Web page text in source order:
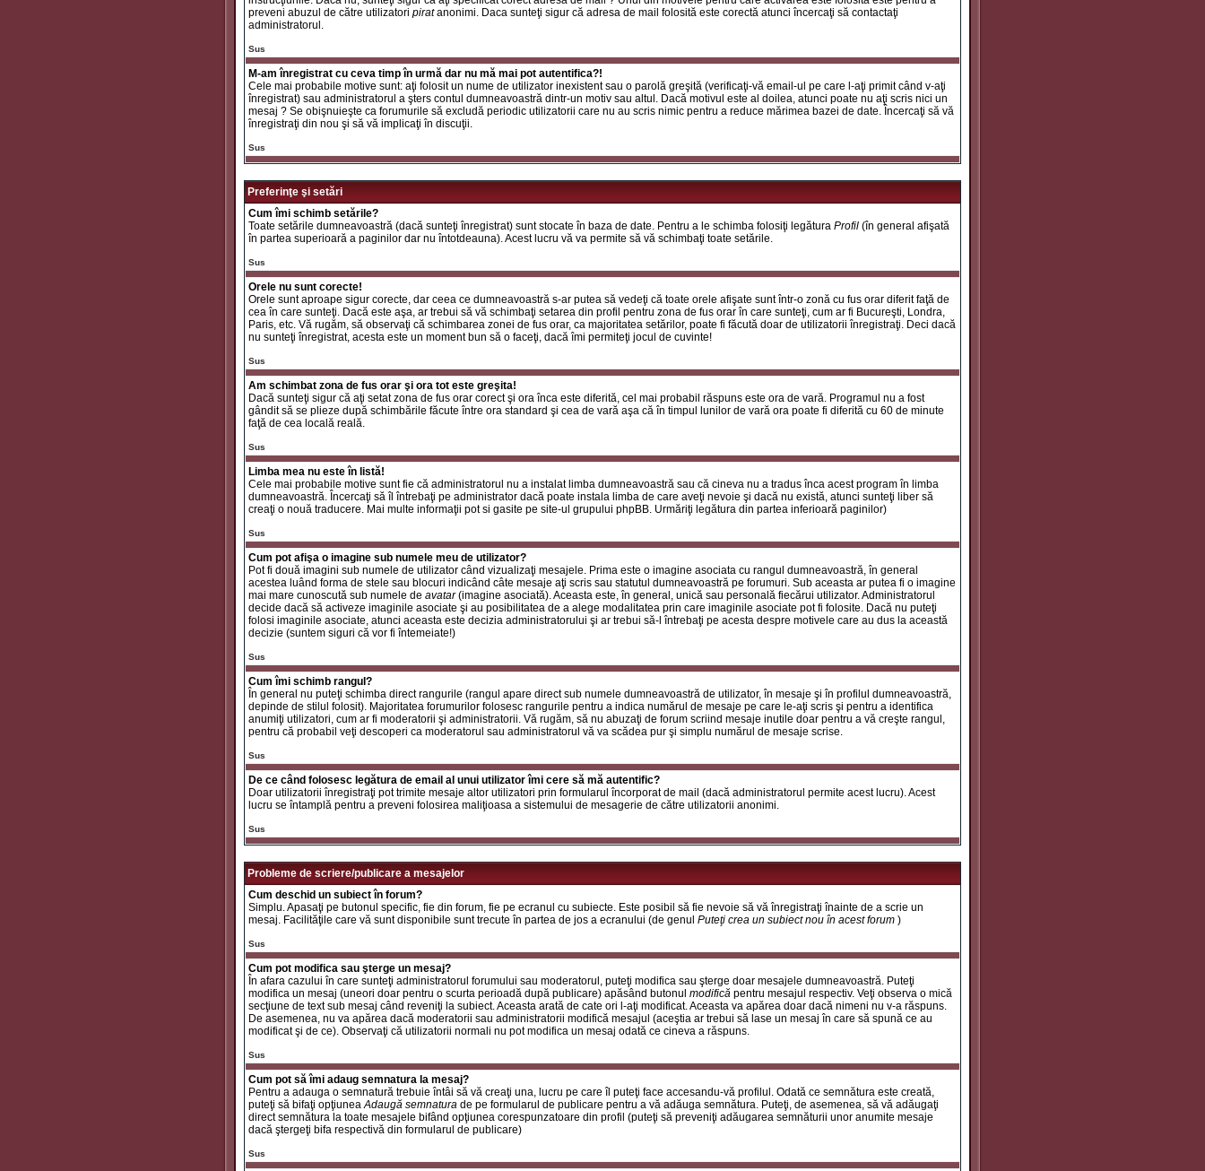
preveni abuzul de către utilizatori piratanonimi. Daca sunteţi sigur că adresa de mail folosită este corectă atunci încercaţi să contactaţi
administratorul.
Sus
M-am înregistrat cu ceva timp în urmă dar nu mă mai pot autentifica?!
Cele mai probabile motive sunt: aţi folosit un nume de utilizator inexistent sau o parolă greşită (verificaţi-vă email-ul pe care l-aţi primit când v-aţi
înregistrat) sau administratorul a şters contul dumneavoastră dintr-un motiv sau altul. Dacă motivul este al doilea, atunci poate nu aţi scris nici un
mesaj ? Se obişnuieşte ca forumurile să excludă periodic utilizatorii care nu au scris nimic pentru a reduce mărimea bazei de date. Încercaţi să vă
înregistraţi din nou şi să vă implicaţi în discuţii.
Sus
Preferinţe şi setări
Cum îmi schimb setările?
Toate setările dumneavoastră (dacă sunteţi înregistrat) sunt stocate în baza de date. Pentru a le schimba folosiţi legătura Profil (în general afişată
în partea superioară a paginilor dar nu întotdeauna). Acest lucru vă va permite să vă schimbaţi toate setările.
Sus
Orele nu sunt corecte!
Orele sunt aproape sigur corecte, dar ceea ce dumneavoastră s-ar putea să vedeţi că toate orele afişate sunt într-o zonă cu fus orar diferit faţă de
cea în care sunteţi. Dacă este aşa, ar trebui să vă schimbaţi setarea din profil pentru zona de fus orar în care sunteţi, cum ar fi Bucureşti, Londra,
Paris, etc. Vă rugăm, să observaţi că schimbarea zonei de fus orar, ca majoritatea setărilor, poate fi făcută doar de utilizatorii înregistraţi. Deci dacă
nu sunteţi înregistrat, acesta este un moment bun să o faceţi, dacă îmi permiteţi jocul de cuvinte!
Sus
Am schimbat zona de fus orar şi ora tot este greşita!
Dacă sunteţi sigur că aţi setat zona de fus orar corect şi ora înca este diferită, cel mai probabil răspuns este ora de vară. Programul nu a fost
gândit să se plieze după schimbările făcute între ora standard şi cea de vară aşa că în timpul lunilor de vară ora poate fi diferită cu 60 de minute
faţă de cea locală reală.
Sus
Limba mea nu este în listă!
Cele mai probabile motive sunt fie că administratorul nu a instalat limba dumneavoastră sau că cineva nu a tradus înca acest program în limba
dumneavoastră. Încercaţi să îl întrebaţi pe administrator dacă poate instala limba de care aveţi nevoie şi dacă nu există, atunci sunteţi liber să
creaţi o nouă traducere. Mai multe informaţii pot si gasite pe site-ul grupului phpBB. Urmăriţi legătura din partea inferioară paginilor)
Sus
Cum pot afişa o imagine sub numele meu de utilizator?
Pot fi două imagini sub numele de utilizator când vizualizaţi mesajele. Prima este o imagine asociata cu rangul dumneavoastră, în general
acestea luând forma de stele sau blocuri indicând câte mesaje aţi scris sau statutul dumneavoastră pe forumuri. Sub aceasta ar putea fi o imagine
mai mare cunoscută sub numele de avatar(imagine asociată). Aceasta este, în general, unică sau personală fiecărui utilizator. Administratorul
decide dacă să activeze imaginile asociate şi au posibilitatea de a alege modalitatea prin care imaginile asociate pot fi folosite. Dacă nu puteţi
folosi imaginile asociate, atunci aceasta este decizia administratorului şi ar trebui să-l întrebaţi pe acesta despre motivele care au dus la această
decizie (suntem siguri că vor fi întemeiate!)
Sus
Cum îmi schimb rangul?
În general nu puteţi schimba direct rangurile (rangul apare direct sub numele dumneavoastră de utilizator, în mesaje şi în profilul dumneavoastră,
depinde de stilul folosit). Majoritatea forumurilor folosesc rangurile pentru a indica numărul de mesaje pe care le-aţi scris şi pentru a identifica
anumiţi utilizatori, cum ar fi moderatorii şi administratorii. Vă rugăm, să nu abuzaţi de forum scriind mesaje inutile doar pentru a vă creşte rangul,
pentru că probabil veţi descoperi ca moderatorul sau administratorul vă va scădea pur şi simplu numărul de mesaje scrise.
Sus
De ce când folosesc legătura de email al unui utilizator îmi cere să mă autentific?
Doar utilizatorii înregistraţi pot trimite mesaje altor utilizatori prin formularul încorporat de mail (dacă administratorul permite acest lucru). Acest
lucru se întamplă pentru a preveni folosirea maliţioasa a sistemului de mesagerie de către utilizatorii anonimi.
Sus
Probleme de scriere/publicare a mesajelor
Cum deschid un subiect în forum?
Simplu. Apasaţi pe butonul specific, fie din forum, fie pe ecranul cu subiecte. Este posibil să fie nevoie să vă înregistraţi înainte de a scrie un
mesaj. Facilităţile care vă sunt disponibile sunt trecute în partea de jos a ecranului (de genul Puteţi crea un subiect nou în acest forum )
Sus
Cum pot modifica sau şterge un mesaj?
În afara cazului în care sunteţi administratorul forumului sau moderatorul, puteţi modifica sau şterge doar mesajele dumneavoastră. Puteţi
modifica un mesaj (uneori doar pentru o scurta perioadă după publicare) apăsând butonul modifică pentru mesajul respectiv. Veţi observa o mică
secţiune de text sub mesaj când reveniţi la subiect. Aceasta arată de cate ori l-aţi modificat. Aceasta va apărea doar dacă nimeni nu v-a răspuns.
De asemenea, nu va apărea dacă moderatorii sau administratorii modifică mesajul (aceştia ar trebui să lase un mesaj în care să spună ce au
modificat şi de ce). Observaţi că utilizatorii normali nu pot modifica un mesaj odată ce cineva a răspuns.
Sus
Cum pot să îmi adaug semnatura la mesaj?
Pentru a adauga o semnatură trebuie întâi să vă creaţi una, lucru pe care îl puteţi face accesandu-vă profilul. Odată ce semnătura este creată,
puteţi să bifaţi opţiuneaAdaugă semnatura de pe formularul de publicare pentru a vă adăuga semnătura. Puteţi, de asemenea, să vă adăugaţi
direct semnătura la toate mesajele bifând opţiunea corespunzatoare din profil (puteţi să preveniţi adăugarea semnăturii unor anumite mesaje
dacă ştergeţi bifa respectivă din formularul de publicare)
Sus